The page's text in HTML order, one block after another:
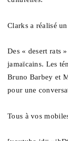
Clarks a réalisé
Des « desert rats
jamaïcains. Les
Bruno Barbey et
pour une
Tous à vos